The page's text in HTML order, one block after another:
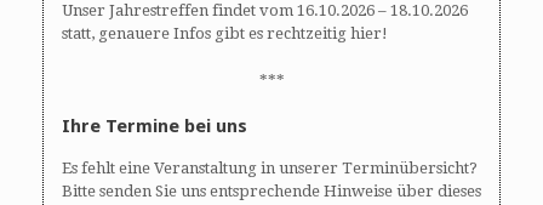
Unser Jahrestreffen findet vom 16.10.2026 – 18.10.2026
statt, genauere Infos gibt es rechtzeitig hier!
***
Ihre Termine bei uns
Es fehlt eine Veranstaltung in unserer Terminübersicht?
Bitte senden Sie uns entsprechende Hinweise über dieses